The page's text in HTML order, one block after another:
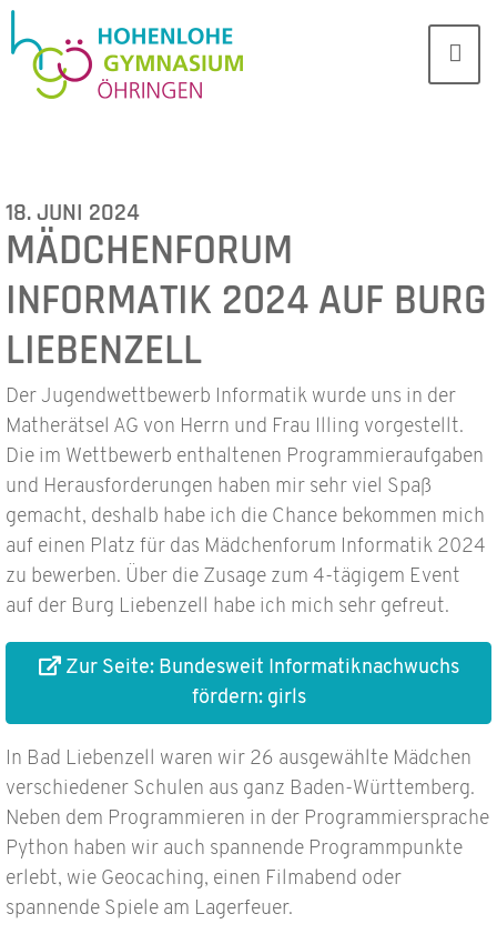
18. JUNI 2024
MÄDCHENFORUM
INFORMATIK 2024 AUF BURG
LIEBENZELL
Der Jugendwettbewerb Informatik wurde uns in der
Matherätsel AG von Herrn und Frau Illing vorgestellt.
Die im Wettbewerb enthaltenen Programmieraufgaben
und Herausforderungen haben mir sehr viel Spaß
gemacht, deshalb habe ich die Chance bekommen mich
auf einen Platz für das Mädchenforum Informatik 2024
zu bewerben. Über die Zusage zum 4-tägigem Event
auf der Burg Liebenzell habe ich mich sehr gefreut.
Zur Seite: Bundesweit Informatiknachwuchs
fördern: girls
In Bad Liebenzell waren wir 26 ausgewählte Mädchen
verschiedener Schulen aus ganz Baden-Württemberg.
Neben dem Programmieren in der Programmiersprache
Python haben wir auch spannende Programmpunkte
erlebt, wie Geocaching, einen Filmabend oder
spannende Spiele am Lagerfeuer.